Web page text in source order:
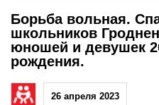
Борьба вольная.
школьников
юношей и девушек
рождения.
26 апреля 2023